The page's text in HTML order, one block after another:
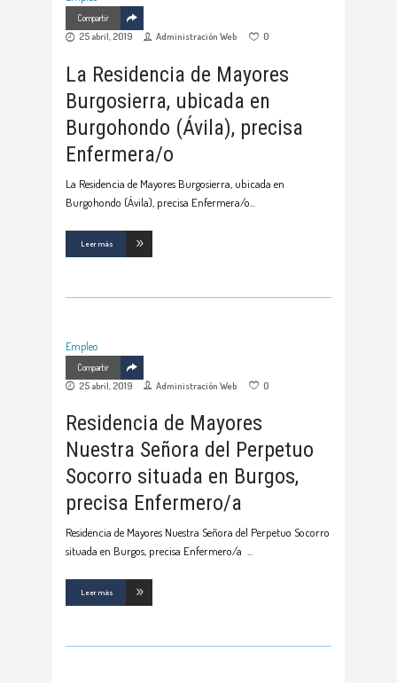
Compartir
25 abril, 2019 Administración Web 0
La Residencia de Mayores
Burgosierra, ubicada en
Burgohondo (Ávila), precisa
Enfermera/o
La Residencia de Mayores Burgosierra, ubicada en
Burgohondo (Ávila), precisa Enfermera/o
Leer más
Empleo
Compartir
25 abril, 2019 Administración Web 0
Residencia de Mayores
Nuestra Señora del Perpetuo
Socorro situada en Burgos,
precisa Enfermero/a
Residencia de Mayores Nuestra Señora del Perpetuo Socorro
situada en Burgos, precisa Enfermero/a
Leer más